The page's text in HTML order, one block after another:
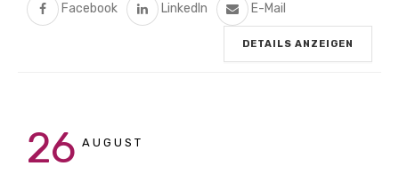
Facebook LinkedIn E-Mail
DETAILS ANZEIGEN
26 AUGUST